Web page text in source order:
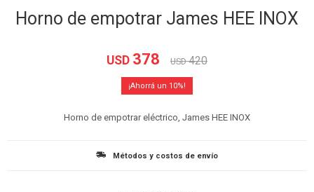
Horno de empotrar James HEE INOX
USD 378 USD 420
10
Horno de empotrar eléctrico, James HEE INOX
Métodos y costos de envío